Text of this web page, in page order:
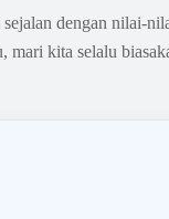
dengan nilai-
kita selalu